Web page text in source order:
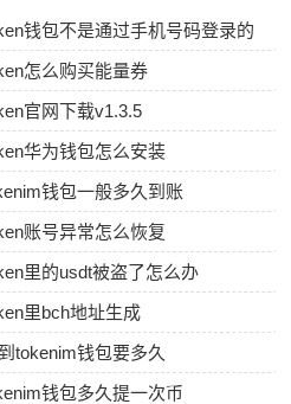
钱包不是通过手机号码登录的
怎么购买能量券
官网下载v1.3.5
华为钱包怎么安装
钱包一般多久到账
账号异常怎么恢复
里的usdt被盗了怎么办
里bch地址生成
tokenim钱包要多久
钱包多久提一次币